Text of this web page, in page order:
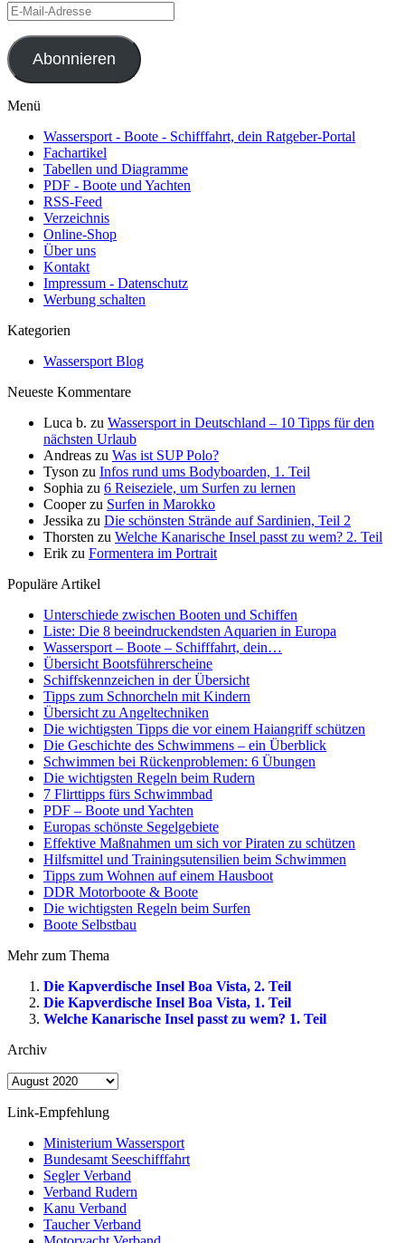
E-
Mail-
Adresse
Abonnieren
Menü
Wassersport - Boote - Schifffahrt, dein Ratgeber-Portal
Fachartikel
Tabellen und Diagramme
PDF - Boote und Yachten
RSS-Feed
Verzeichnis
Online-Shop
Über uns
Kontakt
Impressum - Datenschutz
Werbung schalten
Kategorien
Wassersport Blog
Neueste Kommentare
Luca b. zu Wassersport in Deutschland – 10 Tipps für den
nächsten Urlaub
Andreas zu Was ist SUP Polo?
Tyson zu Infos rund ums Bodyboarden, 1. Teil
Sophia zu 6 Reiseziele, um Surfen zu lernen
Cooperzu Surfen in Marokko
Jessika zu Die schönsten Strände auf Sardinien, Teil 2
Thorsten zu Welche Kanarische Insel passt zu wem? 2. Teil
Erik zu Formentera im Portrait
Populäre Artikel
Unterschiede zwischen Booten und Schiffen
Liste: Die 8 beeindruckendsten Aquarien in Europa
Wassersport – Boote – Schifffahrt, dein…
Übersicht Bootsführerscheine
Schiffskennzeichen in der Übersicht
Tipps zum Schnorcheln mit Kindern
Übersicht zu Angeltechniken
Die wichtigsten Tipps die vor einem Haiangriff schützen
Die Geschichte des Schwimmens – ein Überblick
Schwimmen bei Rückenproblemen: 6 Übungen
Die wichtigsten Regeln beim Rudern
7 Flirttipps fürs Schwimmbad
PDF – Boote und Yachten
Europas schönste Segelgebiete
Effektive Maßnahmen um sich vor Piraten zu schützen
Hilfsmittel und Trainingsutensilien beim Schwimmen
Tipps zum Wohnen auf einem Hausboot
DDR Motorboote & Boote
Die wichtigsten Regeln beim Surfen
Boote Selbstbau
Mehr zum Thema
Die Kapverdische Insel Boa Vista, 2. Teil
Die Kapverdische Insel Boa Vista, 1. Teil
Welche Kanarische Insel passt zu wem? 1. Teil
Archiv
Archiv
Link-Empfehlung
Ministerium Wassersport
Bundesamt Seeschifffahrt
Segler Verband
Verband Rudern
Kanu Verband
Taucher Verband